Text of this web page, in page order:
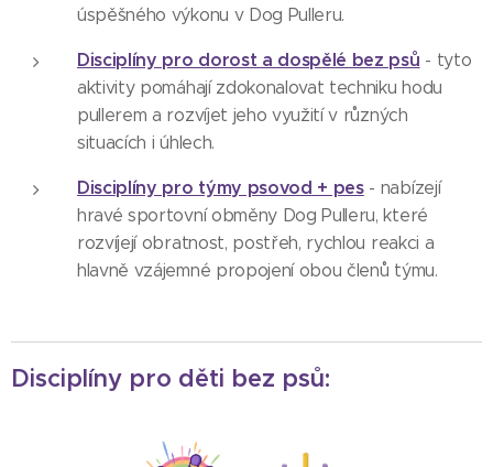
úspěšného výkonu v Dog Pulleru.
Disciplíny pro dorost a dospělé bez psů - tyto
aktivity pomáhají zdokonalovat techniku hodu
pullerem a rozvíjet jeho využití v různých
situacích i úhlech.
Disciplíny pro týmy psovod + pes- nabízejí
hravé sportovní obměny Dog Pulleru, které
rozvíjejí obratnost, postřeh, rychlou reakci a
hlavně vzájemné propojení obou členů týmu.
Disciplíny pro děti bez psů: